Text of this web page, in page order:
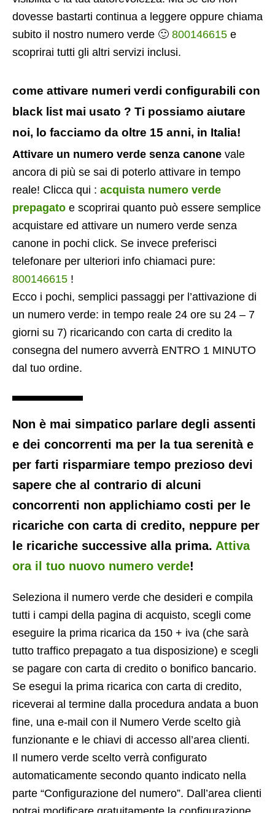
dovesse bastarti continua a leggere oppure chiama
subito il nostro numero verde 🙂 800146615 e
scoprirai tutti gli altri servizi inclusi.
come attivare numeri verdi configurabili con
black list mai usato ? Ti possiamo aiutare
noi, lo facciamo da oltre 15 anni, in Italia!
Attivare un numero verde senza canone vale
ancora di più se sai di poterlo attivare in tempo
reale! Clicca qui : acquista numero verde
prepagato e scoprirai quanto può essere semplice
acquistare ed attivare un numero verde senza
canone in pochi click. Se invece preferisci
telefonare per ulteriori info chiamaci pure:
800146615 !
Ecco i pochi, semplici passaggi per l’attivazione di
un numero verde: in tempo reale 24 ore su 24 – 7
giorni su 7) ricaricando con carta di credito la
consegna del numero avverrà ENTRO 1 MINUTO
dal tuo ordine.
Non è mai simpatico parlare degli assenti
e dei concorrenti ma per la tua serenità e
per farti risparmiare tempo prezioso devi
sapere che al contrario di alcuni
concorrenti non applichiamo costi per le
ricariche con carta di credito, neppure per
le ricariche successive alla prima. Attiva
ora il tuo nuovo numero verde!
Seleziona il numero verde che desideri e compila
tutti i campi della pagina di acquisto, scegli come
eseguire la prima ricarica da 150 + iva (che sarà
tutto traffico prepagato a tua disposizione) e scegli
se pagare con carta di credito o bonifico bancario.
Se esegui la prima ricarica con carta di credito,
riceverai al termine dalla procedura andata a buon
fine, una e-mail con il Numero Verde scelto già
funzionante e le chiavi di accesso all’area clienti.
Il numero verde scelto verrà configurato
automaticamente secondo quanto indicato nella
parte “Configurazione del numero”. Dall’area clienti